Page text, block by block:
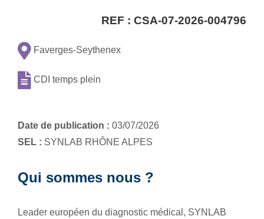
REF : CSA-07-2026-004796
Faverges-Seythenex
CDI temps plein
Date de publication : 03/07/2026
SEL : SYNLAB RHÔNE ALPES
Qui sommes nous ?
Leader européen du diagnostic médical, SYNLAB